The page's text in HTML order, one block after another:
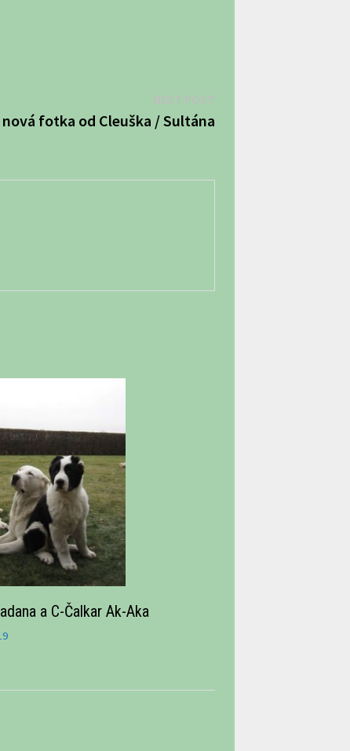
post:
fotka od Cleuška / Sultána
a C-Čalkar Ak-Aka